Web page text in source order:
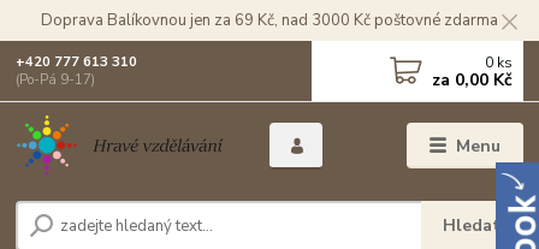
Doprava Balíkovnou jen za 69 Kč, nad 3000 Kč poštovné zdarma
Menu
Hledat
+420 777 613 310
(Po-Pá 9-17)
0 ks
za 0,00 Kč